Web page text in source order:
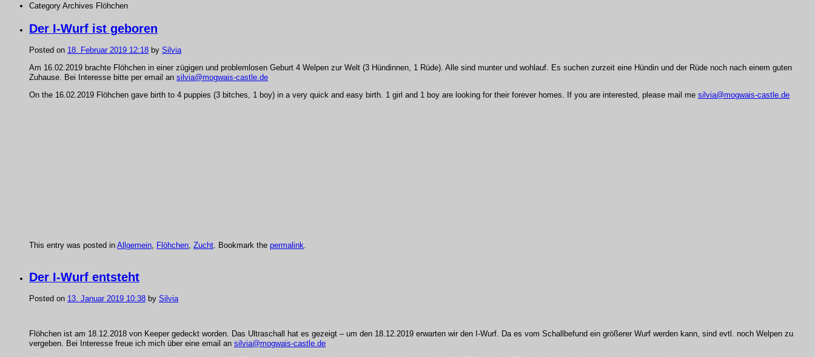
Category Archives Flöhchen
Der I-Wurf ist geboren
Posted on 18. Februar 2019 12:18 by Silvia
Am 16.02.2019 brachte Flöhchen in einer zügigen und problemlosen Geburt 4 Welpen zur Welt (3 Hündinnen, 1 Rüde). Alle sind munter und wohlauf. Es suchen zurzeit eine Hündin und der Rüde noch nach einem guten
Zuhause. Bei Interesse bitte per email an silvia@mogwais-castle.de
On the 16.02.2019 Flöhchen gave birth to 4 puppies (3 bitches, 1 boy) in a very quick and easy birth. 1 girl and 1 boy are looking for their forever homes. If you are interested, please mail me silvia@mogwais-castle.de
This entry was posted in Allgemein Flöhchen Zucht . Bookmark the permalink
Der I-Wurf entsteht
Posted on 13. Januar 2019 10:38 by Silvia
Flöhchen ist am 18.12.2018 von Keeper gedeckt worden. Das Ultraschall hat es gezeigt – um den 18.12.2019 erwarten wir den I-Wurf. Da es vom Schallbefund ein größerer Wurf werden kann, sind evtl. noch Welpen zu
vergeben. Bei Interesse freue ich mich über eine email an silvia@mogwais-castle.de